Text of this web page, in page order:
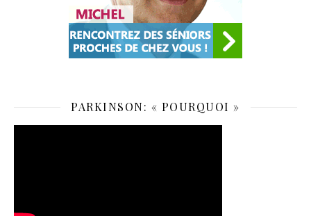
PARKINSON: « POURQUOI »